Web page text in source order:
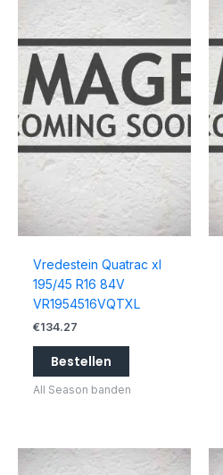
Vredestein Quatrac xl
195/45 R16 84V
VR1954516VQTXL
€134.27
Bestellen
All Season banden